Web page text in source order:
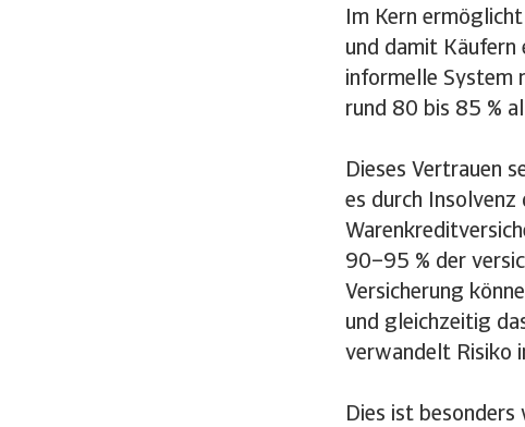
Im Kern
und damit Käufern
informelle System
rund 80 bis 85 %
Dieses Vertrauen
es durch Insolvenz
90–95 % der
Versicherung
und gleichzeitig
verwandelt Risiko
Dies ist